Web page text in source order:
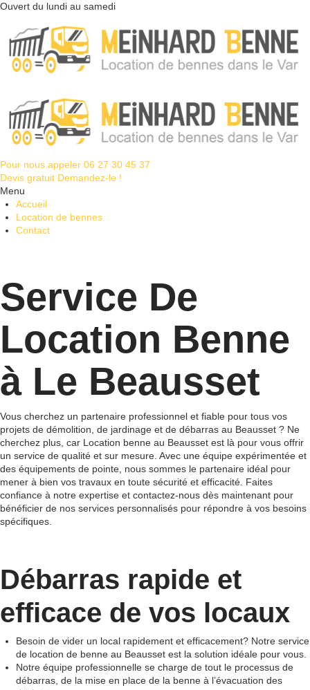
Ouvert du lundi au samedi
Pour nous appeler 06 27 30 45 37
Devis gratuit Demandez-le !
Menu
Accueil
Location de bennes
Contact
Service De
Location Benne
à Le Beausset
Vous cherchez un partenaire professionnel et fiable pour tous vos
projets de démolition, de jardinage et de débarras au Beausset ? Ne
cherchez plus, car Location benne au Beausset est là pour vous offrir
un service de qualité et sur mesure. Avec une équipe expérimentée et
des équipements de pointe, nous sommes le partenaire idéal pour
mener à bien vos travaux en toute sécurité et efficacité. Faites
confiance à notre expertise et contactez-nous dès maintenant pour
bénéficier de nos services personnalisés pour répondre à vos besoins
spécifiques.
Débarras rapide et
efficace de vos locaux
Besoin de vider un local rapidement et efficacement? Notre service
de location de benne au Beausset est la solution idéale pour vous.
Notre équipe professionnelle se charge de tout le processus de
débarras, de la mise en place de la benne à l’évacuation des